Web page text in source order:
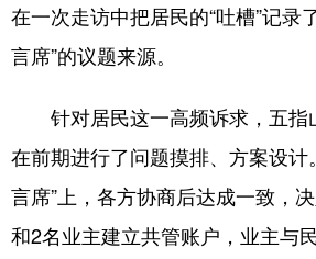
在一次走访中把居民的“吐槽”记录
言席”的议题来源。
针对居民这一高频诉求，五指
在前期进行了问题摸排、方案设计
言席”上，各方协商后达成一致，
和2名业主建立共管账户，业主与